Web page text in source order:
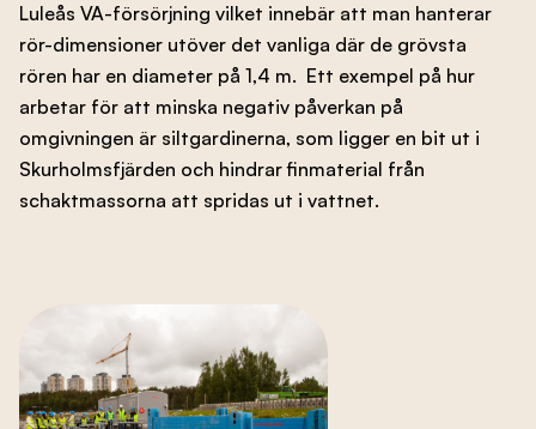
Luleås VA-försörjning vilket innebär att man hanterar
rör-dimensioner utöver det vanliga där de grövsta
rören har en diameter på 1,4 m. Ett exempel på hur
arbetar för att minska negativ påverkan på
omgivningen är siltgardinerna, som ligger en bit ut i
Skurholmsfjärden och hindrar finmaterial från
schaktmassorna att spridas ut i vattnet.